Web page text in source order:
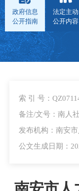
政府信息
公开指南
法定主动
公开内容
索 引 号：
备注/文号：南人
发布机构：南安
公文生成日期：